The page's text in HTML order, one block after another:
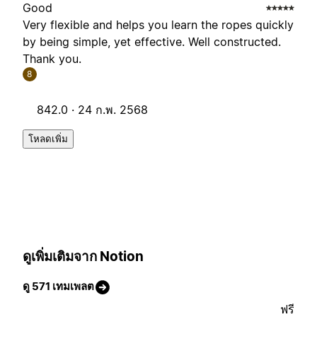
Good
Very flexible and helps you learn the ropes quickly
by being simple, yet effective. Well constructed.
Thank you.
8
842.0 · 24 ก.พ. 2568
โหลดเพิ่ม
ดูเพิ่มเติมจาก Notion
ดู 571 เทมเพลต
ฟรี